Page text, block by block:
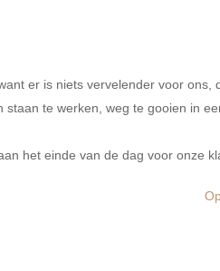
er is niets vervelender voor ons,
te werken, weg te gooien in
het einde van de dag voor onze